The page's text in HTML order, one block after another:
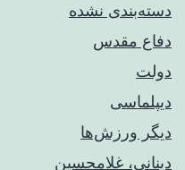
دسته‌بندی نشده
دفاع مقدس
دولت
دیپلماسی
دیگر ورزش‌ها
دینانی، غلامحسین